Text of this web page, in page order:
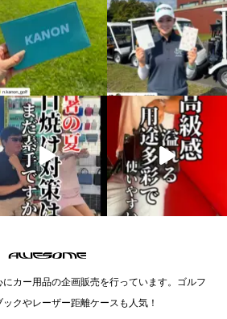
カー用品の企画販売を行っています。ゴルフ
クやレーザー距離ケースも人気！